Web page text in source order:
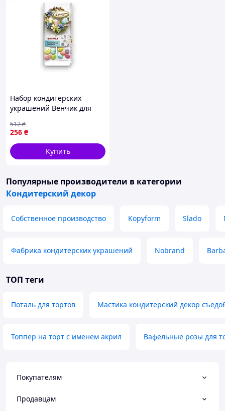
Набор кондитерских
украшений Венчик для
крупнодонечных пасок
ручной работы микс ТМ
УКРАСА
256 ₴
512₴
Купить
Популярные производители в категории
Кондитерский декор
Собственное производство Kopyform Slado
Фабрика кондитерских украшений Nobrand
ТОП теги
Поталь для тортов Мастика кондитерский декор
Топпер на торт с именем акрил Вафельные розы для
Покупателям
Продавцам